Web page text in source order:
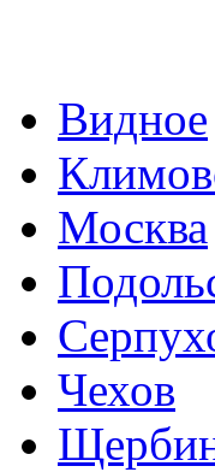
Видное
Москва
Чехов